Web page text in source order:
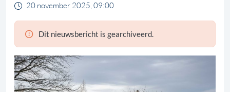
20 november 2025, 09:00
Dit nieuwsbericht is gearchiveerd.